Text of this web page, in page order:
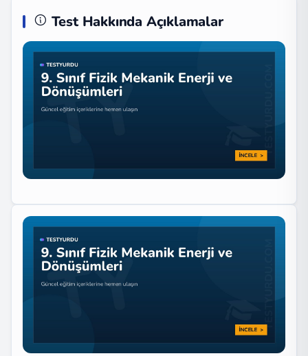
Test Hakkında Açıklamalar